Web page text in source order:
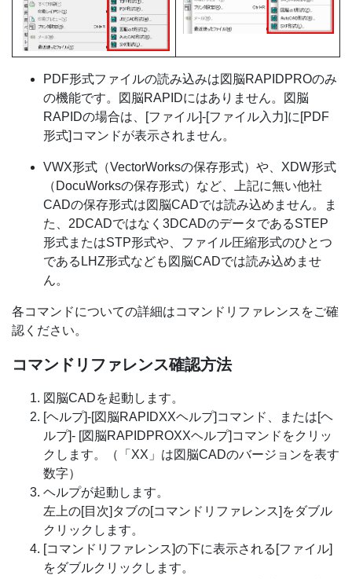
PDF形式ファイルの読み込みは図脳RAPIDPROのみ
の機能です。図脳RAPIDにはありません。図脳
RAPIDの場合は、[ファイル]-[ファイル入力]に[PDF
形式]コマンドが表示されません。
VWX形式（VectorWorksの保存形式）や、XDW形式
（DocuWorksの保存形式）など、上記に無い他社
CADの保存形式は図脳CADでは読み込めません。ま
た、2DCADではなく3DCADのデータであるSTEP
形式またはSTP形式や、ファイル圧縮形式のひとつ
であるLHZ形式なども図脳CADでは読み込めませ
ん。
各コマンドについての詳細はコマンドリファレンスをご確
認ください。
コマンドリファレンス確認方法
図脳CADを起動します。
[ヘルプ]-[図脳RAPIDXXヘルプ]コマンド、または[ヘ
ルプ]- [図脳RAPIDPROXXヘルプ]コマンドをクリッ
クします。（「XX」は図脳CADのバージョンを表す
数字）
ヘルプが起動します。
左上の[目次]タブの[コマンドリファレンス]をダブル
クリックします。
[コマンドリファレンス]の下に表示される[ファイル]
をダブルクリックします。